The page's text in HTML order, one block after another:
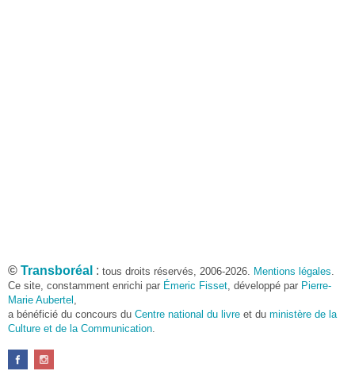
© Transboréal : tous droits réservés, 2006-2026. Mentions légales.
Ce site, constamment enrichi par Émeric Fisset, développé par Pierre-
Marie Aubertel ,
a bénéficié du concours du Centre national du livre et du ministère de la
Culture et de la Communication.